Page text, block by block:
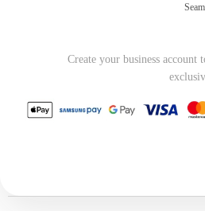
Create your business account